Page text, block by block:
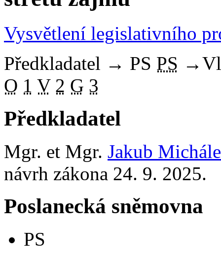
Vysvětlení legislativního
Předkladatel → PS PS →
O 1 V 2 G 3
Předkladatel
Mgr. et Mgr. Jakub
návrh zákona 24. 9. 2025.
Poslanecká sněmovna
PS